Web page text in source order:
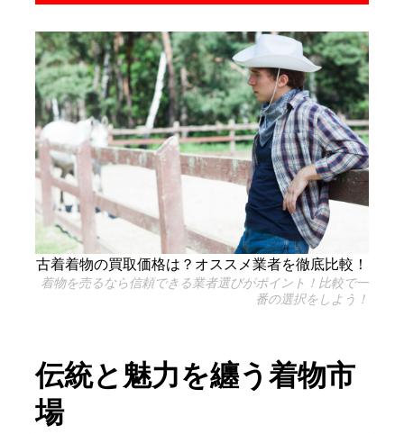
古着着物の買取価格は？オススメ業者を徹底比較！
着物を売るなら信頼できる業者選びがポイント！比較で一
番の選択をしよう！
伝統と魅力を纏う着物市
場